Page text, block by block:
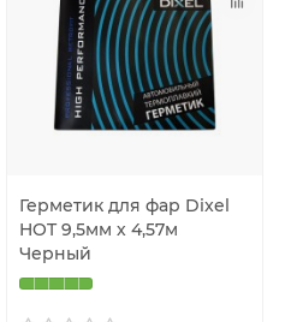
Герметик для фар Dixel
HOT 9,5мм х 4,57м
Черный